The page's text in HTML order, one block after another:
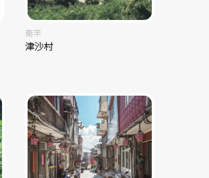
南竿
津沙村